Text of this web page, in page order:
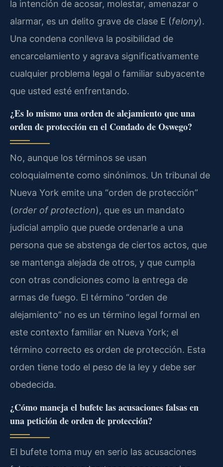
la intención de acosar, molestar, amenazar o
alarmar, es un delito grave de clase E (felony).
Una condena conlleva la posibilidad de
encarcelamiento y agrava significativamente
cualquier problema legal o familiar subyacente
que usted esté enfrentando.
¿Es lo mismo una orden de alejamiento que una
orden de protección en el Condado de Oswego?
No, aunque los términos se usan
coloquialmente como sinónimos. Un tribunal de
Nueva York emite una “orden de protección”
(order of protection), que es un mandato
judicial amplio que puede ordenarle a una
persona que se abstenga de ciertos actos, que
se mantenga alejada de otros, y que cumpla
con otras condiciones como la entrega de
armas de fuego. El término “orden de
alejamiento” no es un término legal formal en
este contexto familiar en Nueva York; el
término correcto es orden de protección. Esta
orden tiene todo el peso de la ley y debe ser
obedecida.
¿Cómo maneja el bufete las acusaciones falsas en
una petición de orden de protección?
El bufete toma muy en serio las acusaciones